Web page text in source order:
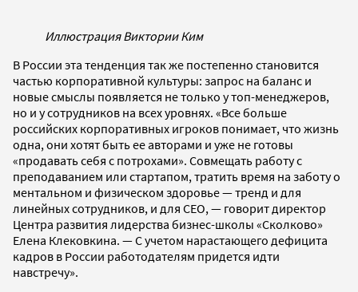
Иллюстрация Виктории Ким
В России эта тенденция так же постепенно становится
частью корпоративной культуры: запрос на баланс и
новые смыслы появляется не только у топ-менеджеров,
но и у сотрудников на всех уровнях. «Все больше
российских корпоративных игроков понимает, что жизнь
одна, они хотят быть ее авторами и уже не готовы
«продавать себя с потрохами». Совмещать работу с
преподаванием или стартапом, тратить время на заботу о
ментальном и физическом здоровье — тренд и для
линейных сотрудников, и для СЕО, — говорит директор
Центра развития лидерства бизнес-школы «Сколково»
Елена Клековкина. — С учетом нарастающего дефицита
кадров в России работодателям придется идти
навстречу».